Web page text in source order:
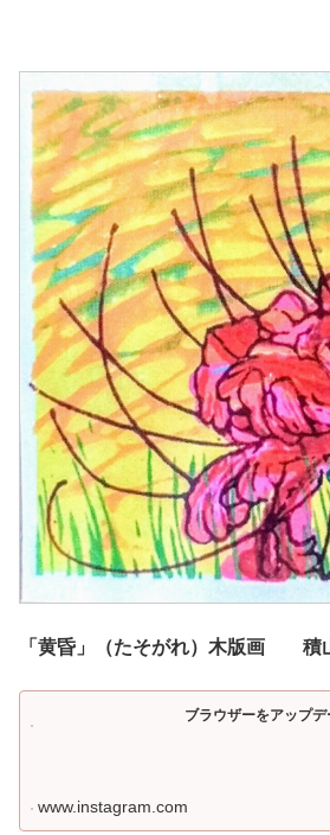
「黄昏」（たそがれ）木版画 積
ブラウザーをアップ
www.instagram.com